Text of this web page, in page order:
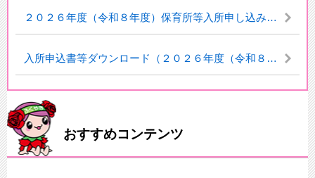
２０２６年度（令和８年度）保育所等入所申し込みについて
入所申込書等ダウンロード（２０２６年度（令和８年度）用） - 福山市子育て支援サイト
おすすめコンテンツ